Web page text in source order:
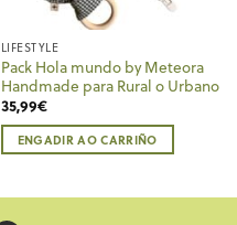
LIFESTYLE
Pack Hola mundo by Meteora
Handmade para Rural o Urbano
35,99€
ENGADIR AO CARRIÑO